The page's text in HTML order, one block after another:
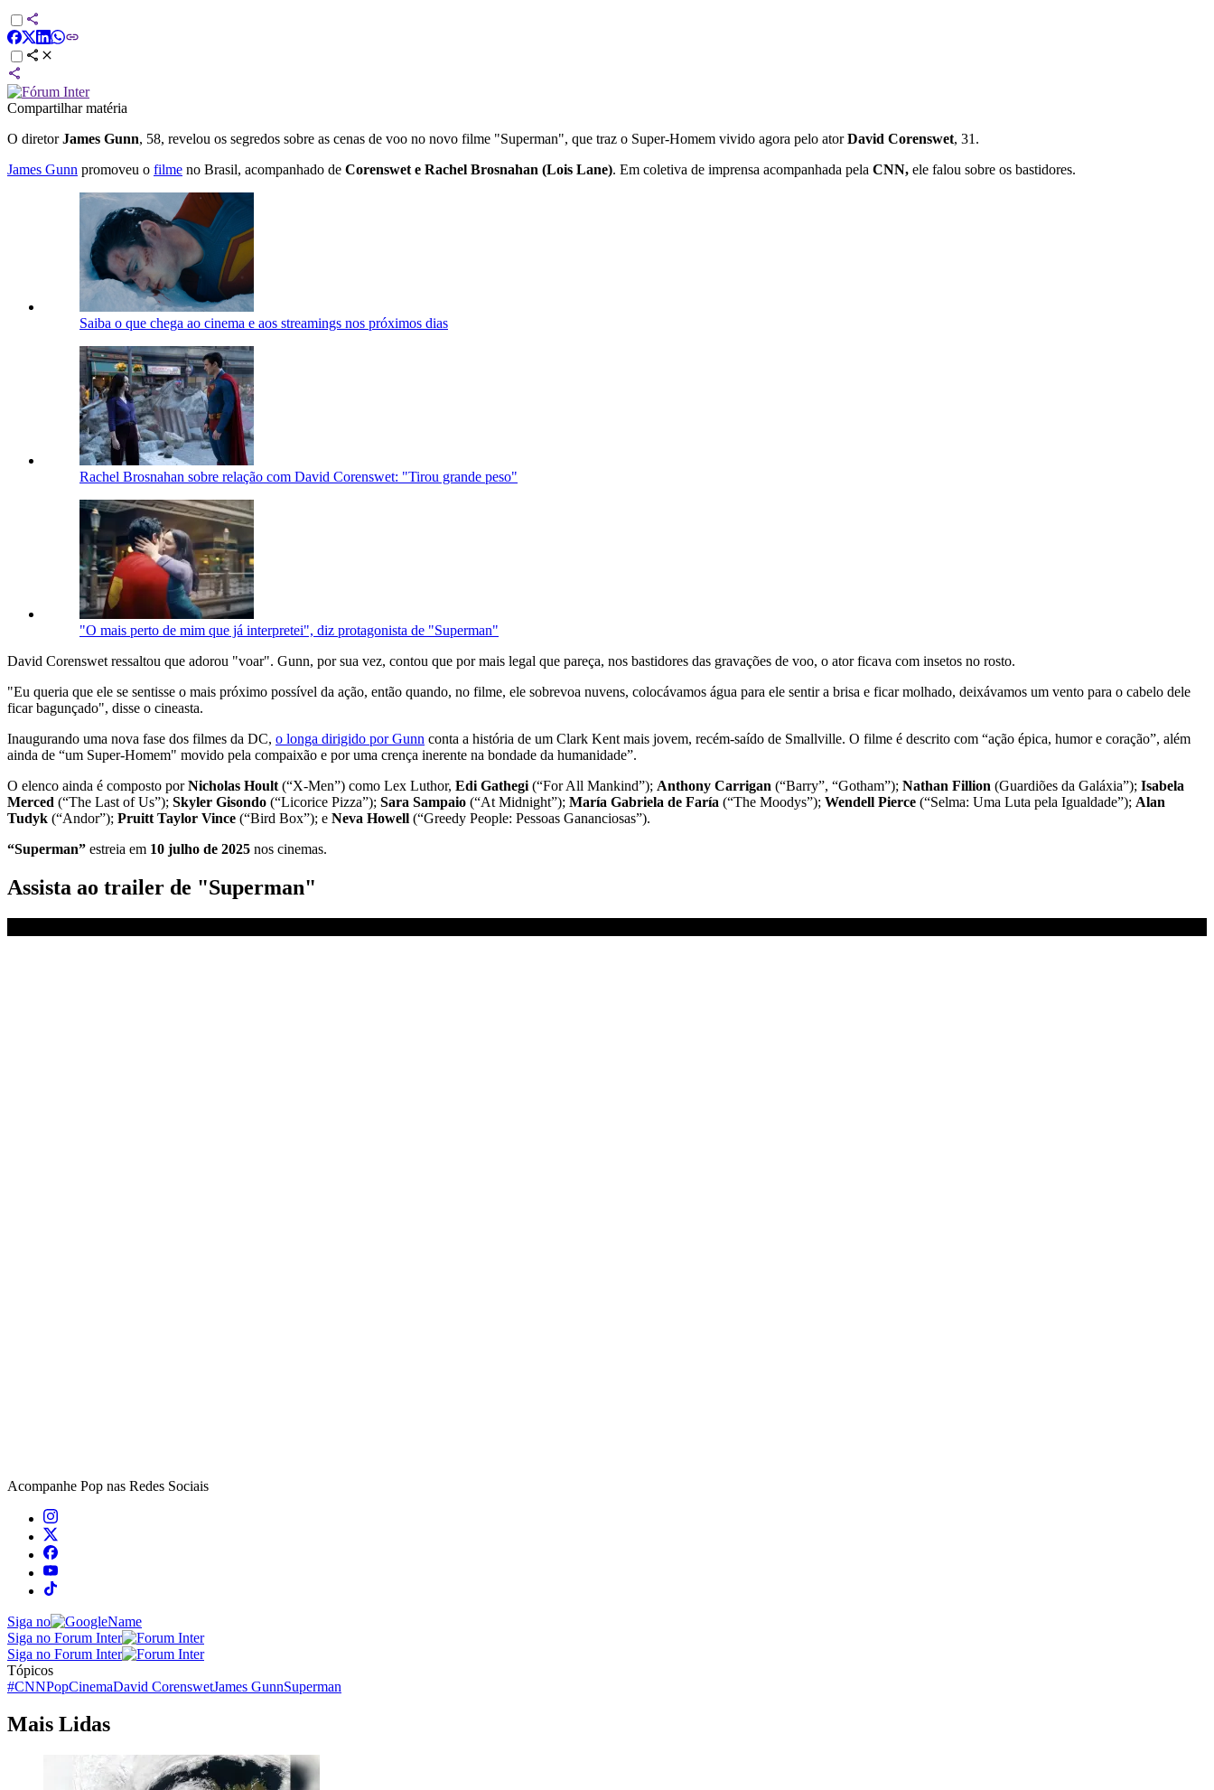
Compartilhar matéria
O diretorJames Gunn, 58, revelou os segredos sobre as cenas de voo no novo filme "Superman", que traz o Super-Homem vivido agora pelo atorDavid Corenswet, 31.
James Gunn promoveu o filme no Brasil, acompanhado de Corenswet e Rachel Brosnahan (Lois Lane). Em coletiva de imprensa acompanhada pela CNN, ele falou sobre os bastidores.
Saiba o que chega ao cinema e aos streamings nos próximos dias
Rachel Brosnahan sobre relação com David Corenswet: "Tirou grande peso"
"O mais perto de mim que já interpretei", diz protagonista de "Superman"
David Corenswet ressaltou que adorou "voar". Gunn, por sua vez, contou que por mais legal que pareça, nos bastidores das gravações de voo, o ator ficava com insetos no rosto.
"Eu queria que ele se sentisse o mais próximo possível da ação, então quando, no filme, ele sobrevoa nuvens, colocávamos água para ele sentir a brisa e ficar molhado, deixávamos um vento para o cabelo dele
ficar bagunçado", disse o cineasta.
Inaugurando uma nova fase dos filmes da DC, o longa dirigido por Gunn conta a história de um Clark Kent mais jovem, recém-saído de Smallville. O filme é descrito com “ação épica, humor e coração”, além
ainda de “um Super-Homem" movido pela compaixão e por uma crença inerente na bondade da humanidade”.
O elenco ainda é composto porNicholas Hoult (“X-Men”) como Lex Luthor, Edi Gathegi (“For All Mankind”); Anthony Carrigan (“Barry”, “Gotham”); Nathan Fillion (Guardiões da Galáxia”); Isabela
Merced (“The Last of Us”); Skyler Gisondo (“Licorice Pizza”); Sara Sampaio (“At Midnight”); María Gabriela de Faría (“The Moodys”); Wendell Pierce (“Selma: Uma Luta pela Igualdade”); Alan
Tudyk (“Andor”); Pruitt Taylor Vince (“Bird Box”); e Neva Howell (“Greedy People: Pessoas Gananciosas”).
“Superman” estreia em 10 julho de 2025 nos cinemas.
Assista ao trailer de "Superman"
Acompanhe Pop nas Redes Sociais
Siga no
Siga no Forum Inter
Siga no Forum Inter
Tópicos
#CNNPopCinemaDavid CorenswetJames GunnSuperman
Mais Lidas